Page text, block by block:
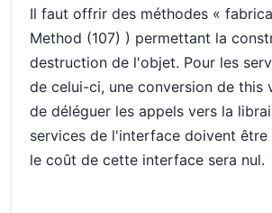
Il faut offrir des méthodes «
Method (107) ) permettant la
destruction de l'objet. Pour les
de celui-ci, une conversion de this
de déléguer les appels vers la
services de l'interface doivent être
le coût de cette interface sera nul.